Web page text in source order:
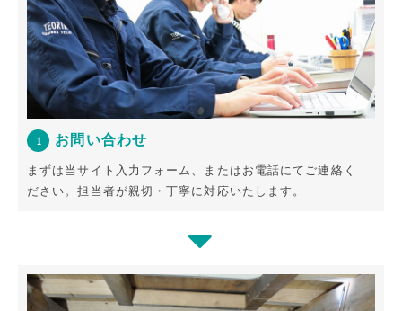
1 お問い合わせ
まずは当サイト入力フォーム、またはお電話にてご連絡く
ださい。担当者が親切・丁寧に対応いたします。